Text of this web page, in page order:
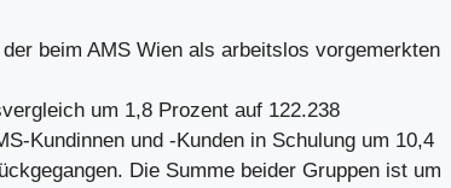
beim AMS Wien als arbeitslos vorgemerkten
um 1,8 Prozent auf 122.238
Kundinnen und -Kunden in Schulung um 10,4
Die Summe beider Gruppen ist um